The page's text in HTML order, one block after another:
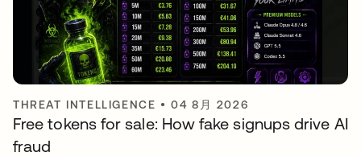
THREAT INTELLIGENCE •04 8月 2026
Free tokens for sale: How fake signups drive AI
fraud